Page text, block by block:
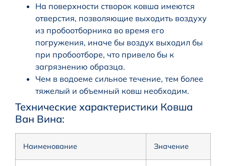
На поверхности створок ковша имеются
отверстия, позволяющие выходить воздуху
из пробоотборника во время его
погружения, иначе бы воздух выходил бы
при пробоотборе, что привело бы к
загрязнению образца.
Чем в водоеме сильное течение, тем более
тяжелый и объемный ковш необходим.
Технические характеристики Ковша
Ван Вина:
Наименование Значение